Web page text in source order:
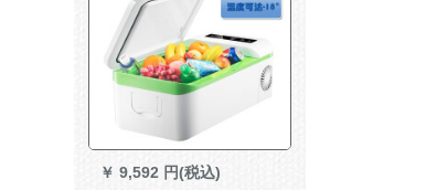
￥ 9,592 円(税込)